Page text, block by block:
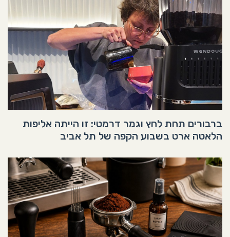
ברבורים תחת לחץ וגמר דרמטי: זו הייתה אליפות
הלאטה ארט בשבוע הקפה של תל אביב